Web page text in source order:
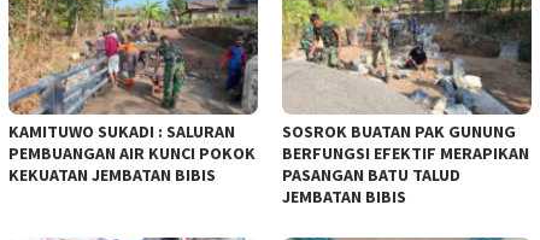
KAMITUWO SUKADI : SALURAN
PEMBUANGAN AIR KUNCI POKOK
KEKUATAN JEMBATAN BIBIS
SOSROK BUATAN PAK GUNUNG
BERFUNGSI EFEKTIF MERAPIKAN
PASANGAN BATU TALUD
JEMBATAN BIBIS